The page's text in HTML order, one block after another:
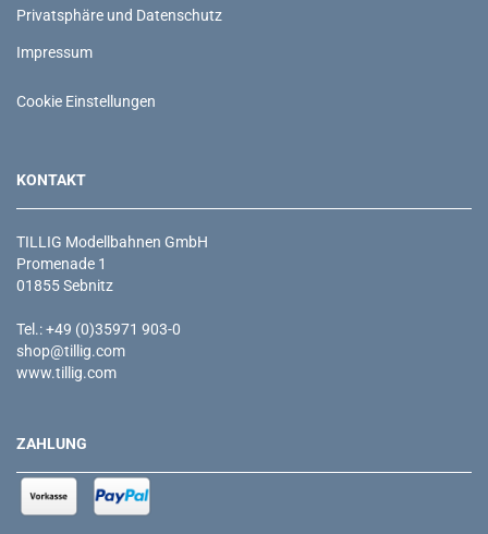
Privatsphäre und Datenschutz
Impressum
Cookie Einstellungen
KONTAKT
TILLIG Modellbahnen GmbH
Promenade 1
01855 Sebnitz
Tel.: +49 (0)35971 903-0
shop@tillig.com
www.tillig.com
ZAHLUNG